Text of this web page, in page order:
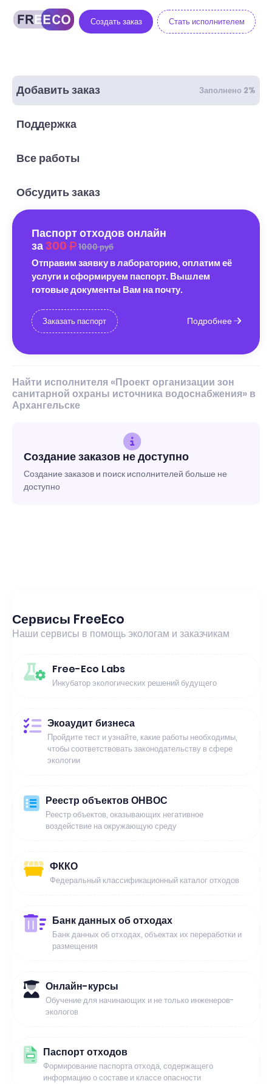
Создать заказ Стать исполнителем
Добавить заказ Заполнено 2%
Поддержка
Все работы
Обсудить заказ
Паспорт отходов онлайн
за 300 1000 руб
Отправим заявку в лабораторию, оплатим её
услуги и сформируем паспорт. Вышлем
готовые документы Вам на почту.
Заказать паспорт Подробнее
Найти исполнителя «Проект организации зон
санитарной охраны источника водоснабжения» в
Архангельске
Создание заказов не доступно
Создание заказов и поиск исполнителей больше не
доступно
Сервисы FreeEco
Наши сервисы в помощь экологам и заказчикам
Free-Eco Labs
Инкубатор экологических решений будущего
Экоаудит бизнеса
Пройдите тест и узнайте, какие работы необходимы,
чтобы соответствовать законодательству в сфере
экологии
Реестр объектов ОНВОС
Реестр объектов, оказывающих негативное
воздействие на окружающую среду
ФККО
Федеральный классификационный каталог отходов
Банк данных об отходах
Банк данных об отходах, объектах их переработки и
размещения
Онлайн-курсы
Обучение для начинающих и не только инженеров-
экологов
Паспорт отходов
Формирование паспорта отхода, содержащего
информацию о составе и классе опасности